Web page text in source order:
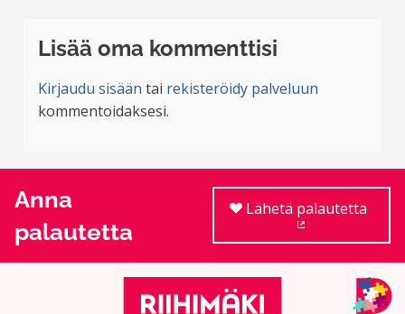
Lisää oma kommenttisi
Kirjaudu sisään tai rekisteröidy palveluun
kommentoidaksesi.
Anna
palautetta
Lähetä palautetta